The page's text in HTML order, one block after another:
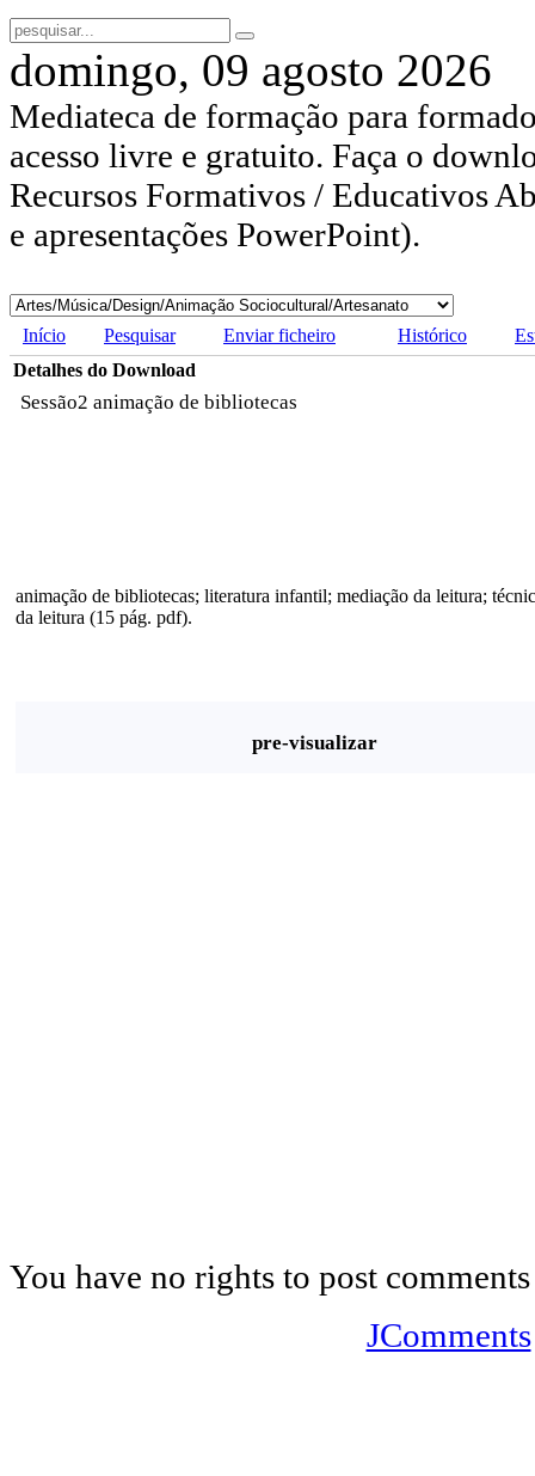
domingo, 09 agosto 2026
Mediateca de formação para
acesso livre e gratuito. Faça o
Recursos Formativos / Educativos
e apresentações PowerPoint).
Início Pesquisar Enviar ficheiro Histórico
Detalhes do Download
Sessão2 animação de bibliotecas
animação de bibliotecas; literatura infantil; mediação da leitura;
da leitura (15 pág. pdf).
pre-visualizar
You have no rights to post comments
JComments